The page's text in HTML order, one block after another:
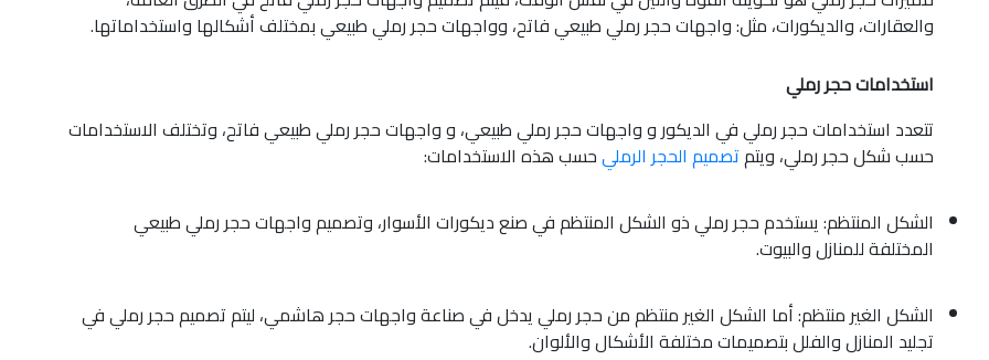
والعقارات، والديكورات، مثل: واجهات حجر رملي طبيعي فاتح، وواجهات حجر رملي طبيعي بمختلف أشكالها واستخداماتها.
استخدامات حجر رملي
تتعدد استخدامات حجر رملي في الديكور و واجهات حجر رملي طبيعي، و واجهات حجر رملي طبيعي فاتح، وتختلف الاستخدامات
حسب شكل حجر رملي، ويتمتصميم الحجر الرمليحسب هذه الاستخدامات:
الشكل المنتظم: يستخدم حجر رملي ذو الشكل المنتظم في صنع ديكورات الأسوار، وتصميم واجهات حجر رملي طبيعي
المختلفة للمنازل والبيوت.
الشكل الغير منتظم: أما الشكل الغير منتظم من حجر رملي يدخل في صناعة واجهات حجر هاشمي، ليتم تصميم حجر رملي في
تجليد المنازل والفلل بتصميمات مختلفة الأشكال والألوان.